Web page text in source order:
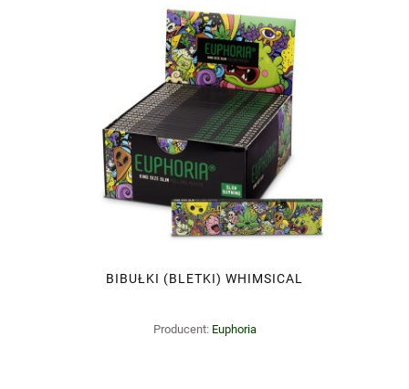
BIBUŁKI (BLETKI) WHIMSICAL
Producent: Euphoria